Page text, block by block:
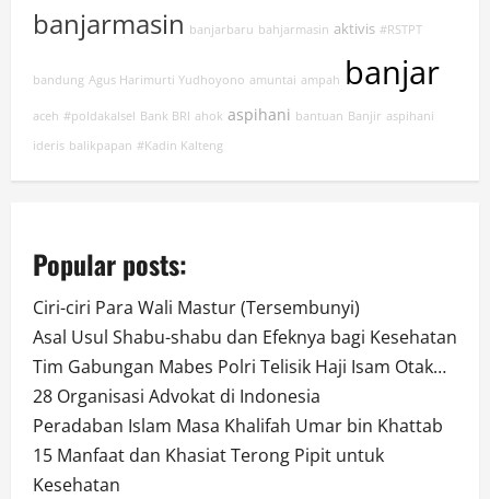
banjarmasin banjarbaru bahjarmasin aktivis #RSTPT
bandung Agus Harimurti Yudhoyono amuntai ampah banjar
aceh #poldakalsel Bank BRI ahok aspihani bantuan Banjir aspihani
ideris balikpapan #Kadin Kalteng
Popular posts:
Ciri-ciri Para Wali Mastur (Tersembunyi)
Asal Usul Shabu-shabu dan Efeknya bagi Kesehatan
Tim Gabungan Mabes Polri Telisik Haji Isam Otak…
28 Organisasi Advokat di Indonesia
Peradaban Islam Masa Khalifah Umar bin Khattab
15 Manfaat dan Khasiat Terong Pipit untuk
Kesehatan